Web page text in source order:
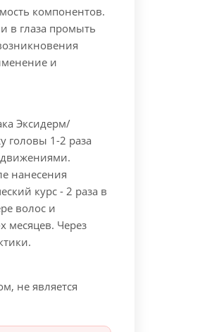
компонентов.
в глаза промыть
и
Эксидерм/
головы 1-2 раза
нанесения
курс - 2 раза в
волос и
месяцев. Через
не является